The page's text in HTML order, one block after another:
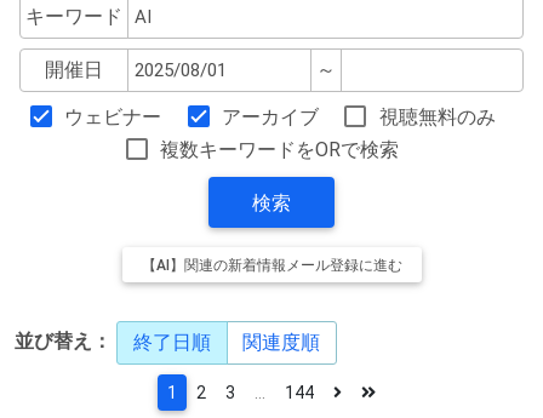
キーワード
開催日 ～
ウェビナー アーカイブ
視聴無料のみ
複数キーワードをORで検索
検索
【AI】関連の新着情報メール登録に進む
並び替え： 終了日順 関連度順
1 2 3 144